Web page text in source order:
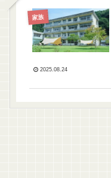
家族
2025.08.24